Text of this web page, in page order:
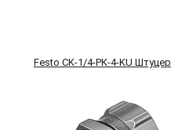
Festo CK-1/4-PK-4-KU Штуцер